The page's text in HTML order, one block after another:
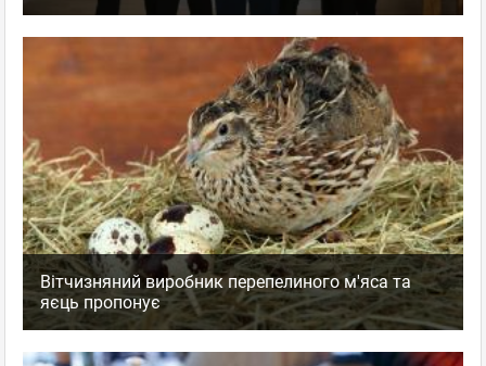
Вітчизняний виробник перепелиного м'яса та
яєць пропонує